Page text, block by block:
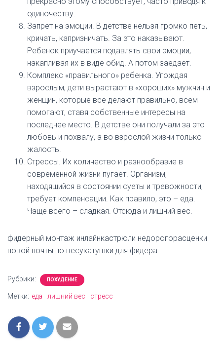
одиночеству.
Запрет на эмоции. В детстве нельзя громко петь,
кричать, капризничать. За это наказывают.
Ребенок приучается подавлять свои эмоции,
накапливая их в виде обид. А потом заедает.
Комплекс «правильного» ребенка. Угождая
взрослым, дети вырастают в «хороших» мужчин и
женщин, которые все делают правильно, всем
помогают, ставя собственные интересы на
последнее место. В детстве они получали за это
любовь и похвалу, а во взрослой жизни только
жалость.
Стрессы. Их количество и разнообразие в
современной жизни пугает. Организм,
находящийся в состоянии суеты и тревожности,
требует компенсации. Как правило, это – еда.
Чаще всего – сладкая. Отсюда и лишний вес.
фидерный монтаж инлайнкастрюли недорогорасценки
новой почты по весукатушки для фидера
Рубрики: ПОХУДЕНИЕ
Метки: еда лишний вес стресс